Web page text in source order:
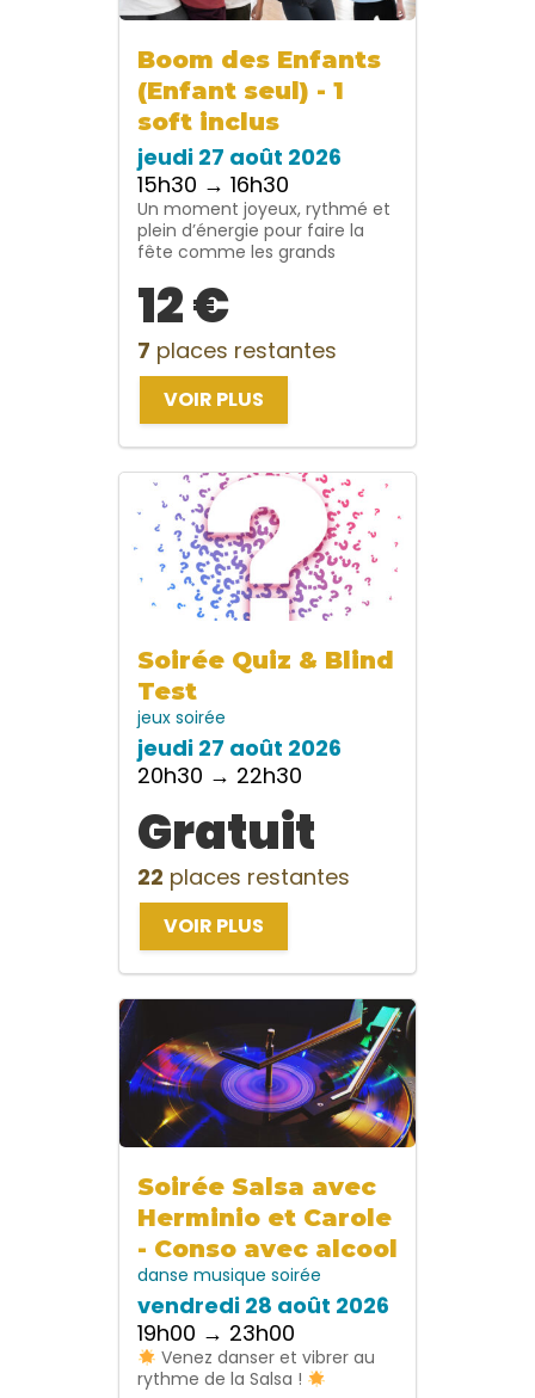
Boom des Enfants
(Enfant seul) - 1
soft inclus
jeudi 27 août 2026
15h30 → 16h30
Un moment joyeux, rythmé et
plein d’énergie pour faire la
fête comme les grands
12 €
7 places restantes
VOIR PLUS
Soirée Quiz & Blind
Test
jeux soirée
jeudi 27 août 2026
20h30 → 22h30
Gratuit
22 places restantes
VOIR PLUS
Soirée Salsa avec
Herminio et Carole
- Conso avec alcool
danse musique soirée
vendredi 28 août 2026
19h00 → 23h00
Venez danser et vibrer au
rythme de la Salsa !